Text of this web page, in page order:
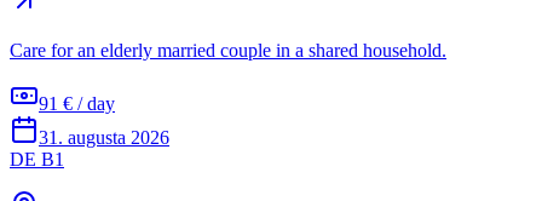
Care for an elderly married couple in a shared household.
91 € / day
31. augusta 2026
DE B1